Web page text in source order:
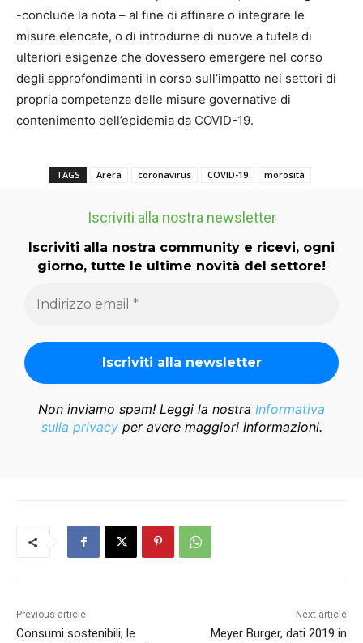
-conclude la nota – al fine di affinare o integrare le
misure elencate, o di introdurne di nuove a tutela di
ulteriori esigenze che dovessero emergere nel corso
degli approfondimenti in corso sull’impatto nei settori di
propria competenza delle misure governative di
contenimento dell’epidemia da COVID-19.
TAGS Arera coronavirus COVID-19 morosità
Iscriviti alla nostra newsletter
Iscriviti alla nostra community e ricevi, ogni
giorno, tutte le ultime novità del settore!
Non inviamo spam! Leggi la nostra Informativa
sulla privacyper avere maggiori informazioni.
Previous article
Consumi sostenibili, le
Next article
Meyer Burger, dati 2019 in